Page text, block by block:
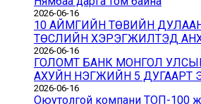
2026-06-16
10 АЙМГИЙН ТӨВИЙН
ТӨСЛИЙН ХЭРЭГЖИЛТЭД
2026-06-16
ГОЛОМТ БАНК МОНГОЛ
АХУЙН НЭГЖИЙН 5
2026-06-16
Оюутолгой компани ТОП-100